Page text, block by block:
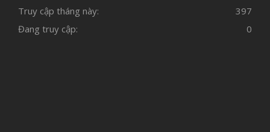
397
Truy cập tháng này:
0
Đang truy cập: